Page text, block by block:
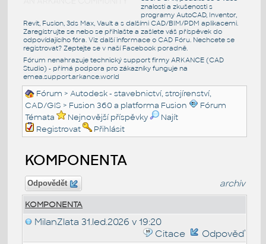
znalosti a zkušenosti s
programy AutoCAD, Inventor,
Revit, Fusion, 3ds Max, Vault a s dalšími CAD/BIM/PDM aplikacemi.
Zaregistrujte se nebo se přihlašte a zašlete váš příspěvek do
odpovídajícího fóra. Viz další informace o CAD Fóru. Nechcete se
registrovat? Zeptejte se v naší Facebook poradně.
Fórum nenahrazuje technický support firmy ARKANCE (CAD
Studio) - přímá podpora pro zákazníky funguje na
emea.support.arkance.world
Fórum >Autodesk - stavebnictví, strojírenství,
CAD/GIS > Fusion 360 a platforma Fusion
Fórum
Témata
Nejnovější příspěvky
Najít
Registrovat
Přihlásit
KOMPONENTA
Odpovědět archiv
KOMPONENTA
MilanZlata 31.led.2026 v 19:20
Citace
Odpověď